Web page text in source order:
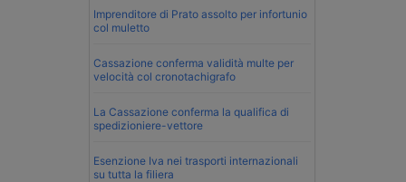
Imprenditore di Prato assolto per infortunio
col muletto
Cassazione conferma validità multe per
velocità col cronotachigrafo
La Cassazione conferma la qualifica di
spedizioniere-vettore
Esenzione Iva nei trasporti internazionali
su tutta la filiera